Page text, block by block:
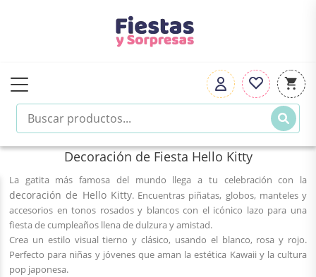
Decoración de Fiesta Hello Kitty
La gatita más famosa del mundo llega a tu celebración con la
decoración de Hello Kitty. Encuentras piñatas, globos, manteles y
accesorios en tonos rosados y blancos con el icónico lazo para una
fiesta de cumpleaños llena de dulzura y amistad.
Crea un estilo visual tierno y clásico, usando el blanco, rosa y rojo.
Perfecto para niñas y jóvenes que aman la estética Kawaii y la cultura
pop japonesa.